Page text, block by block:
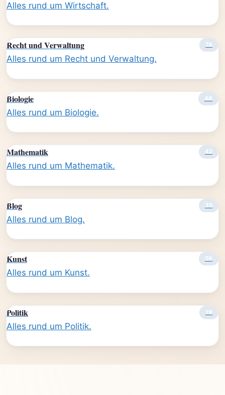
Alles rund um Wirtschaft.
Recht und Verwaltung 74
Alles rund um Recht und Verwaltung.
Biologie 46
Alles rund um Biologie.
Mathematik 42
Alles rund um Mathematik.
Blog 35
Alles rund um Blog.
Kunst 26
Alles rund um Kunst.
Politik 19
Alles rund um Politik.